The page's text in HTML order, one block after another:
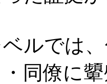
ルでは
同僚に